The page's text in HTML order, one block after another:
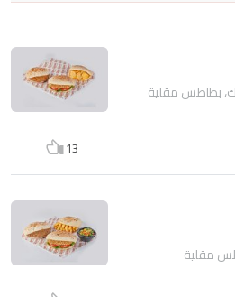
بطاطس مقلية
13
مقلية